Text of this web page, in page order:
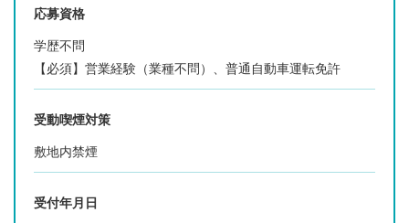
応募資格
学歴不問
【必須】営業経験（業種不問）、普通自動車運転免許
受動喫煙対策
敷地内禁煙
受付年月日